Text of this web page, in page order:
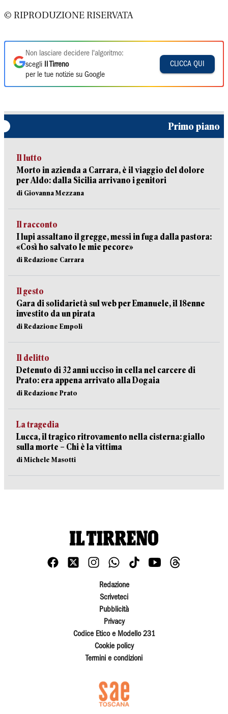
© RIPRODUZIONE RISERVATA
Non lasciare decidere l'algoritmo:
scegli
Il Tirreno
per le tue notizie su Google
CLICCA QUI
Primo piano
Il lutto
Morto in azienda a Carrara, è il viaggio del dolore
per Aldo: dalla Sicilia arrivano i genitori
di Giovanna Mezzana
Il racconto
I lupi assaltano il gregge, messi in fuga dalla pastora:
«Così ho salvato le mie pecore»
di Redazione Carrara
Il gesto
Gara di solidarietà sul web per Emanuele, il 18enne
investito da un pirata
di Redazione Empoli
Il delitto
Detenuto di 32 anni ucciso in cella nel carcere di
Prato: era appena arrivato alla Dogaia
di Redazione Prato
La tragedia
Lucca, il tragico ritrovamento nella cisterna: giallo
sulla morte – Chi è la vittima
di Michele Masotti
Redazione
Scriveteci
Pubblicità
Privacy
Codice Etico e Modello 231
Cookie policy
Termini e condizioni